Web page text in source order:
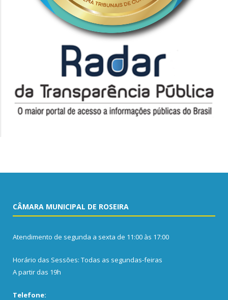
CÂMARA MUNICIPAL DE ROSEIRA
Atendimento de segunda a sexta de 11:00 às 17:00
Horário das Sessões: Todas as segundas-feiras
A partir das 19h
Telefone: